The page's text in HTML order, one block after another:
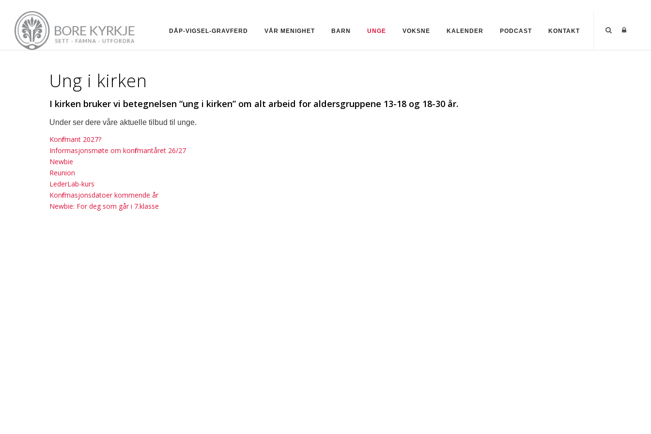
DÅP-VIGSEL-GRAVFERD VÅR MENIGHET BARN UNGE VOKSNE KALENDER PODCAST KONTAKT
Ung i kirken
I kirken bruker vi betegnelsen “ung i kirken” om alt arbeid for aldersgruppene 13-18 og 18-30 år.
Under ser dere våre aktuelle tilbud til unge.
Konfirmant 2027?
Informasjonsmøte om konfirmantåret 26/27
Newbie
Reunion
LederLab-kurs
Konfirmasjonsdatoer kommende år
Newbie: For deg som går i 7.klasse